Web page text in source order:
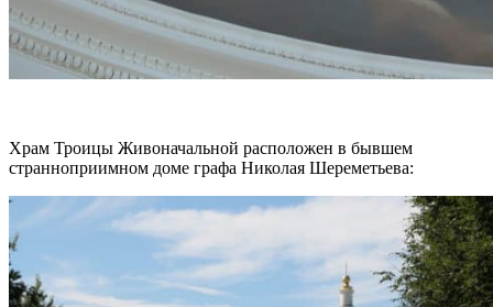
Храм Троицы Живоначальной расположен в бывшем
странноприимном доме графа Николая Шереметьева: